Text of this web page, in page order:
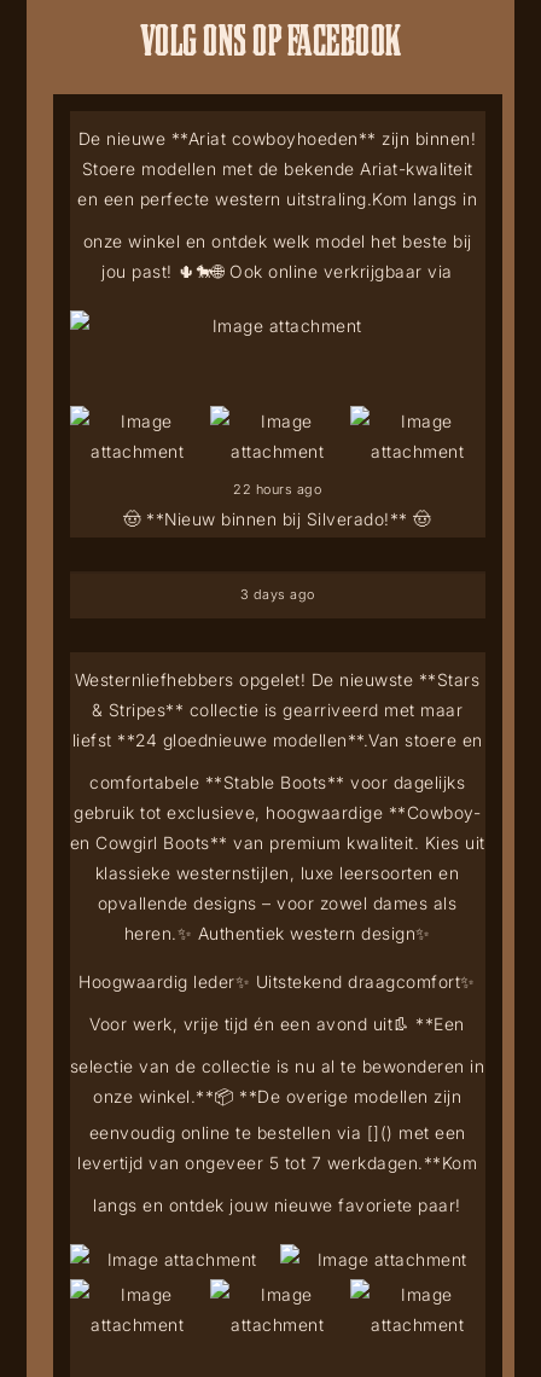
VOLG ONS OP FACEBOOK
🤠 **Nieuw binnen bij Silverado!** 🤠
De nieuwe **Ariat cowboyhoeden** zijn binnen!
Stoere modellen met de bekende Ariat-kwaliteit
en een perfecte western uitstraling.Kom langs in
onze winkel en ontdek welk model het beste bij
jou past! 🌵🐎🌐 Ook online verkrijgbaar via
22 hours ago
3 days ago
Westernliefhebbers opgelet! De nieuwste **Stars
& Stripes** collectie is gearriveerd met maar
liefst **24 gloednieuwe modellen**.Van stoere en
comfortabele **Stable Boots** voor dagelijks
gebruik tot exclusieve, hoogwaardige **Cowboy-
en Cowgirl Boots** van premium kwaliteit. Kies uit
klassieke westernstijlen, luxe leersoorten en
opvallende designs – voor zowel dames als
heren.✨ Authentiek western design✨
Hoogwaardig leder✨ Uitstekend draagcomfort✨
Voor werk, vrije tijd én een avond uit👢 **Een
selectie van de collectie is nu al te bewonderen in
onze winkel.**📦 **De overige modellen zijn
eenvoudig online te bestellen via []() met een
levertijd van ongeveer 5 tot 7 werkdagen.**Kom
langs en ontdek jouw nieuwe favoriete paar!